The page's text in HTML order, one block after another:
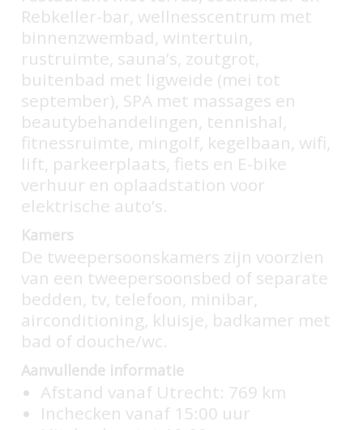
Rebkeller-bar, wellnesscentrum met
binnenzwembad, wintertuin,
rustruimte, sauna’s, zoutgrot,
buitenbad met ligweide (mei tot
september), SPA met massages en
beautybehandelingen, tennishal,
fitnessruimte, mingolf, kegelbaan, wifi,
lift, parkeerplaats, fiets en E-bike
verhuur en oplaadstation voor
elektrische auto’s.
Kamers
De tweepersoonskamers zijn voorzien
van een tweepersoonsbed of separate
bedden, tv, telefoon, minibar,
airconditioning, kluisje, badkamer met
bad of douche/wc.
Aanvullende informatie
Afstand vanaf Utrecht: 769 km
Inchecken vanaf 15:00 uur